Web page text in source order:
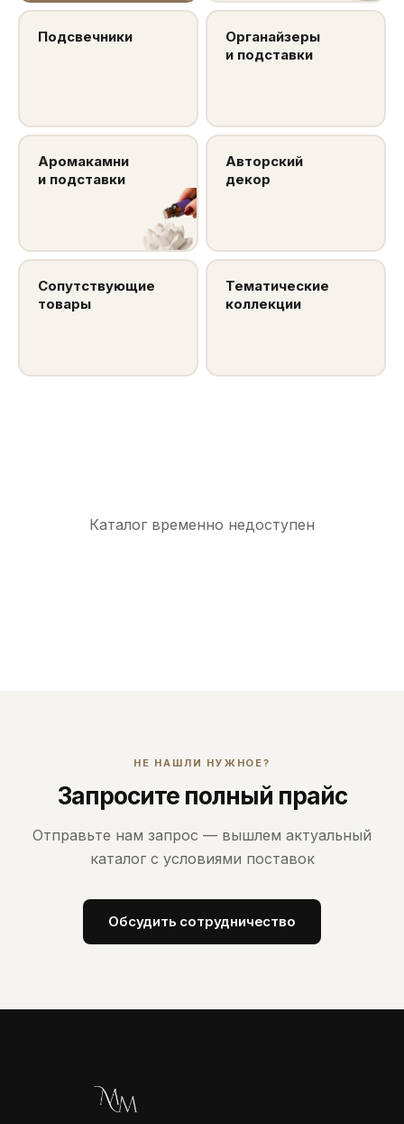
Подсвечники
Органайзеры
и подставки
Аромакамни
и подставки
Авторский
декор
Сопутствующие
товары
Тематические
коллекции
Каталог временно недоступен
НЕ НАШЛИ НУЖНОЕ?
Запросите полный прайс
Отправьте нам запрос — вышлем актуальный
каталог с условиями поставок
Обсудить сотрудничество